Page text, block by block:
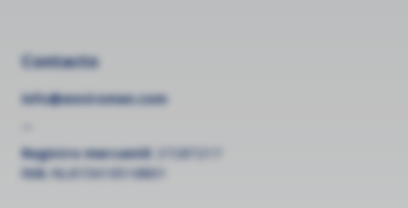
Contacto
info@enviromen.com
Registro mercantil: 27287217
IVA: NL815610518B01